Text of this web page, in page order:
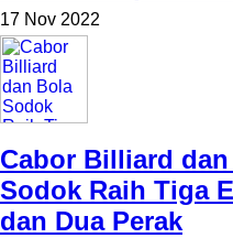
17 Nov 2022
Cabor Billiard
Sodok Raih Tiga
dan Dua Perak